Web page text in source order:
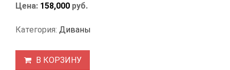
Цена: 158,000 руб.
Категория: Диваны
В КОРЗИНУ